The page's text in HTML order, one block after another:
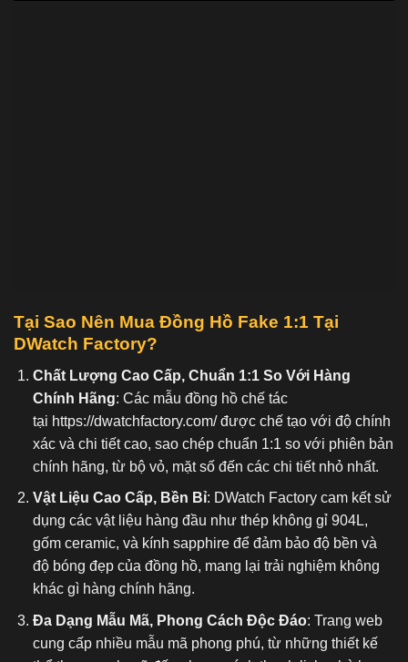
Tại Sao Nên Mua Đồng Hồ Fake 1:1 Tại
DWatch Factory?
Chất Lượng Cao Cấp, Chuẩn 1:1 So Với Hàng
Chính Hãng: Các mẫu đồng hồ chế tác
tại https://dwatchfactory.com/được chế tạo với độ chính
xác và chi tiết cao, sao chép chuẩn 1:1 so với phiên bản
chính hãng, từ bộ vỏ, mặt số đến các chi tiết nhỏ nhất.
Vật Liệu Cao Cấp, Bền Bỉ: DWatch Factory cam kết sử
dụng các vật liệu hàng đầu như thép không gỉ 904L,
gốm ceramic, và kính sapphire để đảm bảo độ bền và
độ bóng đẹp của đồng hồ, mang lại trải nghiệm không
khác gì hàng chính hãng.
Đa Dạng Mẫu Mã, Phong Cách Độc Đáo: Trang web
cung cấp nhiều mẫu mã phong phú, từ những thiết kế